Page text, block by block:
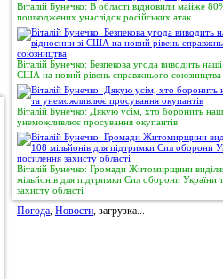
Віталій Бунечко: В області відновили майже
пошкоджених унаслідок російських атак
Віталій Бунечко: Безпекова угода виводить наші
США на новий рівень справжнього союзництва
Віталій Бунечко: Дякую усім, хто боронить
унеможливлює просування окупантів
Віталій Бунечко: Громади Житомирщини
мільйонів для підтримки Сил оборони України
захисту області
Погода, Новости, загрузка...